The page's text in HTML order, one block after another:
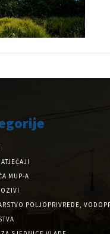
MUP-A
POLJOPRIVREDE,